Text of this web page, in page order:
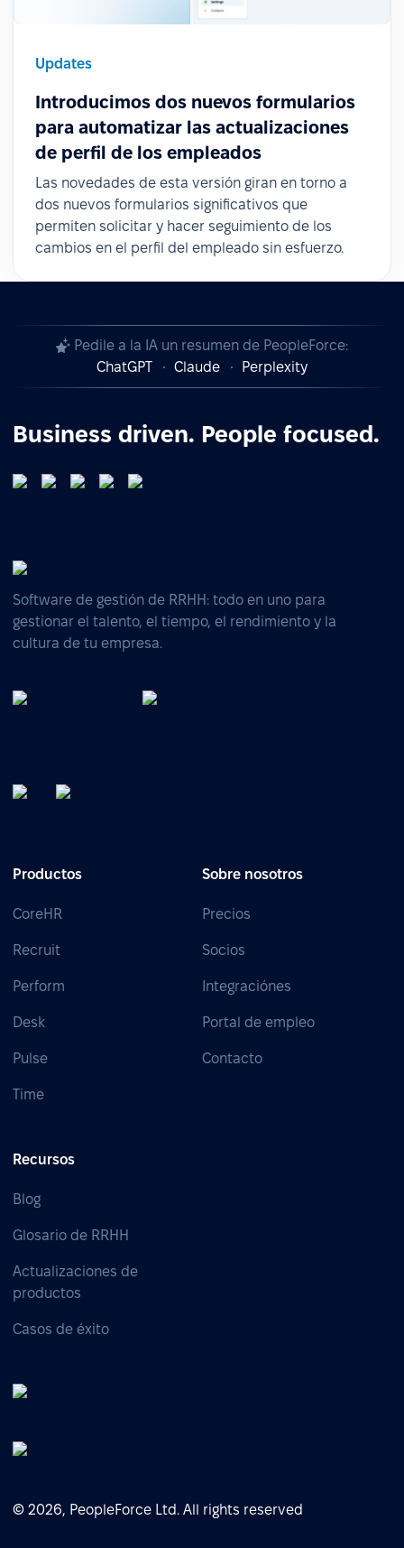
Updates
Introducimos dos nuevos formularios
para automatizar las actualizaciones
de perfil de los empleados
Las novedades de esta versión giran en torno a
dos nuevos formularios significativos que
permiten solicitar y hacer seguimiento de los
cambios en el perfil del empleado sin esfuerzo.
Pedile a la IA un resumen de PeopleForce:
ChatGPT
Claude Perplexity
Business driven. People focused.
Software de gestión de RRHH: todo en uno para
gestionar el talento, el tiempo, el rendimiento y la
cultura de tu empresa.
Productos
CoreHR
Recruit
Perform
Desk
Pulse
Time
Sobre nosotros
Precios
Socios
Integraciónes
Portal de empleo
Contacto
Recursos
Blog
Glosario de RRHH
Actualizaciones de
productos
Casos de éxito
© 2026, PeopleForce Ltd. All rights reserved